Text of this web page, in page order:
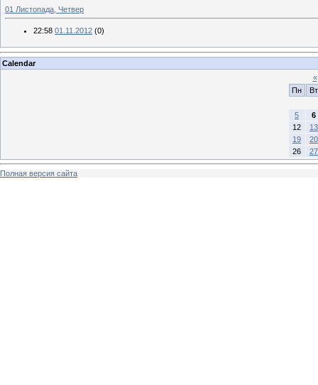
01 Листопада, Четвер
22:58 01.11.2012 (0)
Calendar
«
Пн
Вт
5
6
12
13
19
20
26
27
Полная версия сайта